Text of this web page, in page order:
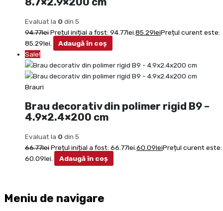
Evaluat la 0 din 5
94.77leiPrețul inițial a fost: 94.77lei. 85.29leiPrețul curent este:
85.29lei.
Adaugă în coș
Sale!
Brauri
Brau decorativ din polimer rigid B9 –
4.9×2.4×200 cm
Evaluat la 0 din 5
66.77leiPrețul inițial a fost: 66.77lei. 60.09leiPrețul curent este:
60.09lei.
Adaugă în coș
Meniu de navigare